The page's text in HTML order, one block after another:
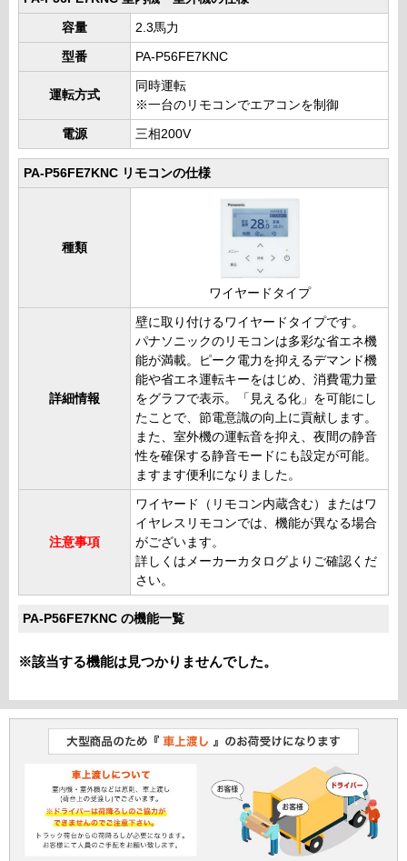
容量 2.3馬力
型番 PA-P56FE7KNC
運転方式
同時運転
※一台のリモコンでエアコンを制御
電源 三相200V
PA-P56FE7KNC リモコンの仕様
種類
ワイヤードタイプ
詳細情報
壁に取り付けるワイヤードタイプです。
パナソニックのリモコンは多彩な省エネ機
能が満載。ピーク電力を抑えるデマンド機
能や省エネ運転キーをはじめ、消費電力量
をグラフで表示。「見える化」を可能にし
たことで、節電意識の向上に貢献します。
また、室外機の運転音を抑え、夜間の静音
性を確保する静音モードにも設定が可能。
ますます便利になりました。
注意事項
ワイヤード（リモコン内蔵含む）またはワ
イヤレスリモコンでは、機能が異なる場合
がございます。
詳しくはメーカーカタログよりご確認くだ
さい。
PA-P56FE7KNC の機能一覧
※該当する機能は見つかりませんでした。